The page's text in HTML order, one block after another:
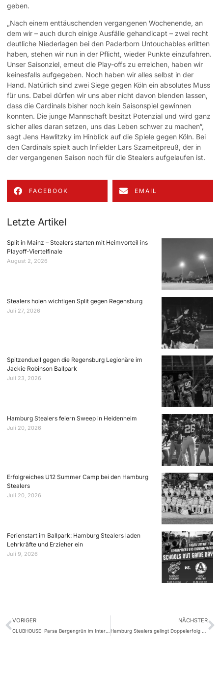
geben.
„Nach einem enttäuschenden vergangenen Wochenende, an
dem wir – auch durch einige Ausfälle gehandicapt – zwei recht
deutliche Niederlagen bei den Paderborn Untouchables erlitten
haben, stehen wir nun in der Pflicht, wieder Punkte einzufahren.
Unser Saisonziel, erneut die Play-offs zu erreichen, haben wir
keinesfalls aufgegeben. Noch haben wir alles selbst in der
Hand. Natürlich sind zwei Siege gegen Köln ein absolutes Muss
für uns. Dabei dürfen wir uns aber nicht davon blenden lassen,
dass die Cardinals bisher noch kein Saisonspiel gewinnen
konnten. Die junge Mannschaft besitzt Potenzial und wird ganz
sicher alles daran setzen, uns das Leben schwer zu machen“,
sagt Jens Hawlitzky im Hinblick auf die Spiele gegen Köln. Bei
den Cardinals spielt auch Infielder Lars Szameitpreuß, der in
der vergangenen Saison noch für die Stealers aufgelaufen ist.
FACEBOOK EMAIL
Letzte Artikel
Split in Mainz – Stealers starten mit Heimvorteil ins
Playoff-Viertelfinale
August 2, 2026
Stealers holen wichtigen Split gegen Regensburg
Juli 27, 2026
Spitzenduell gegen die Regensburg Legionäre im
Jackie Robinson Ballpark
Juli 23, 2026
Hamburg Stealers feiern Sweep in Heidenheim
Juli 20, 2026
Erfolgreiches U12 Summer Camp bei den Hamburg
Stealers
Juli 20, 2026
Ferienstart im Ballpark: Hamburg Stealers laden
Lehrkräfte und Erzieher ein
Juli 9, 2026
VORIGER NÄCHSTER